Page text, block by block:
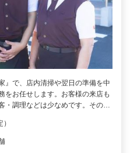
』で、店内清掃や翌日の準備を中
をお任せします。お客様の来店も
・調理などは少なめです。その…